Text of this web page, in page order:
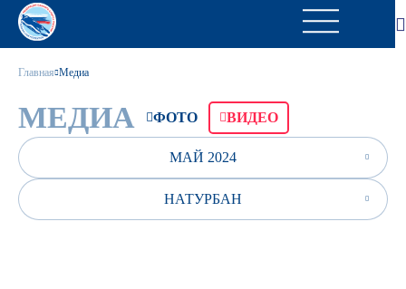
Главная Медиа
МЕДИА ФОТО ВИДЕО
МАЙ 2024
НАТУРБАН